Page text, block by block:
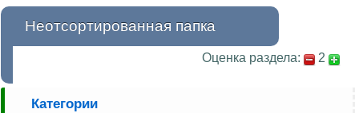
Неотсортированная папка
Оценка раздела: 2
Категории